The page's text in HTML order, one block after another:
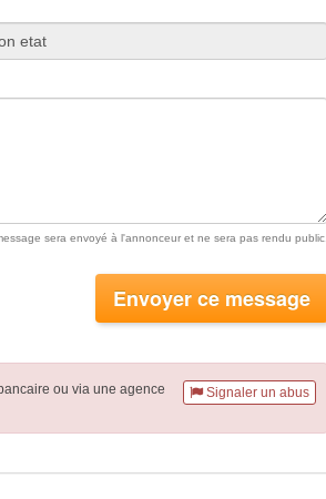
sera envoyé à l'annonceur et ne sera pas rendu public.
Envoyer ce message
Signaler un abus
ou via une agence